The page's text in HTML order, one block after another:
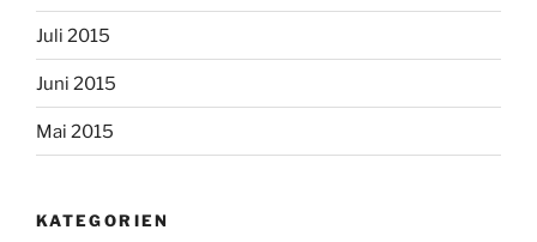
Juli 2015
Juni 2015
Mai 2015
KATEGORIEN